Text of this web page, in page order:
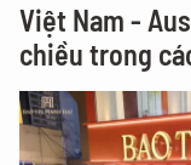
Việt Nam -
chiều trong